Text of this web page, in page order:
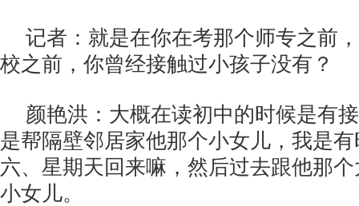
记者：就是在你在考那个师专之前
校之前，你曾经接触过小孩子没有？
颜艳洪：大概在读初中的时候是有
是帮隔壁邻居家他那个小女儿，我是
六、星期天回来嘛，然后过去跟他那
小女儿。